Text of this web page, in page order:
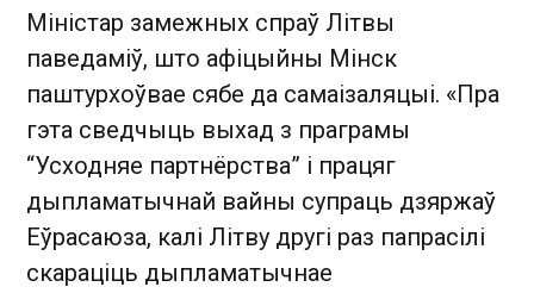
Міністар замежных спраў Літвы
паведаміў, што афіцыйны Мінск
паштурхоўвае сябе да самаізаляцыі. «Пра
гэта сведчыць выхад з праграмы
“Усходняе партнёрства” і працяг
дыпламатычнай вайны супраць дзяржаў
Еўрасаюза, калі Літву другі раз папрасілі
скараціць дыпламатычнае